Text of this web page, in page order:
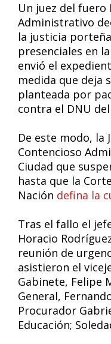
Un juez del fuero
Administrativo
la justicia
presenciales en
envió el
medida que deja
planteada por
contra el DNU
De este modo, la
Contencioso
Ciudad que
hasta que la
Nación defina la
Tras el fallo el
Horacio
reunión de
asistieron el
Gabinete, Felipe
General,
Procurador
Educación;